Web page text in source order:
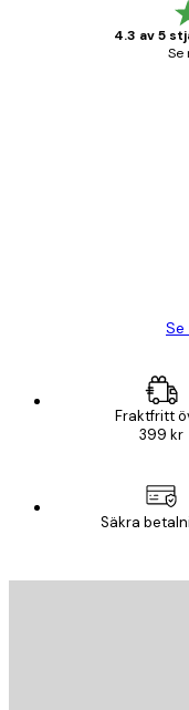
4.3 av 5
Se
Se
Fraktfritt
399 kr
Säkra